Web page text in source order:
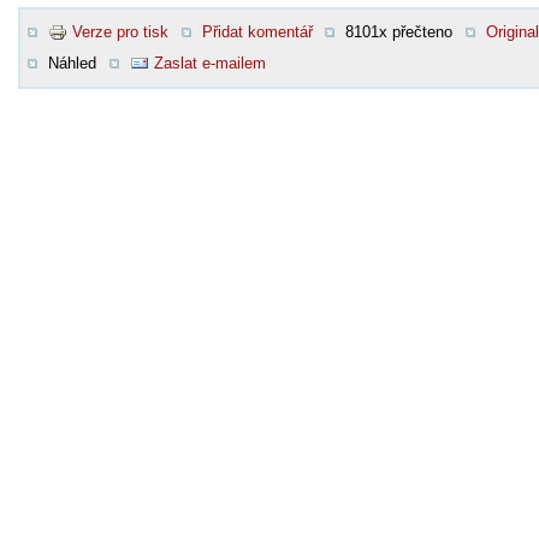
Verze pro tisk Přidat komentář 8101x přečteno
Original
Náhled
Zaslat e-mailem